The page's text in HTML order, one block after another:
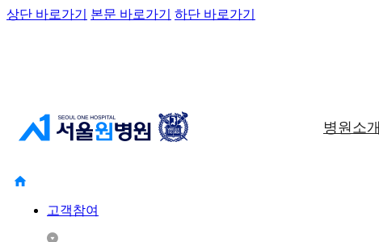
상단 바로가기 본문 바로가기 하단 바로가기
병원소개
고객참여